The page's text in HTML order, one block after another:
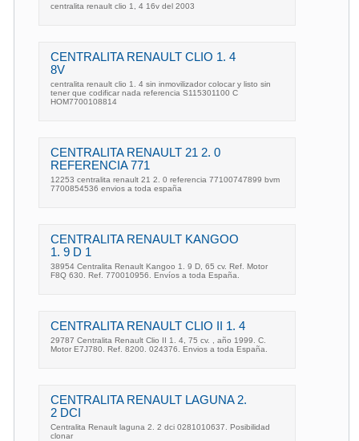
centralita renault clio 1, 4 16v del 2003
CENTRALITA RENAULT CLIO 1. 4
8V
centralita renault clio 1. 4 sin inmovilizador colocar y listo sin
tener que codificar nada referencia S115301100 C
HOM7700108814
CENTRALITA RENAULT 21 2. 0
REFERENCIA 771
12253 centralita renault 21 2. 0 referencia 77100747899 bvm
7700854536 envios a toda españa
CENTRALITA RENAULT KANGOO
1. 9 D 1
38954 Centralita Renault Kangoo 1. 9 D, 65 cv. Ref. Motor
F8Q 630. Ref. 770010956. Envíos a toda España.
CENTRALITA RENAULT CLIO II 1. 4
29787 Centralita Renault Clio II 1. 4, 75 cv. , año 1999. C.
Motor E7J780. Ref. 8200. 024376. Envios a toda España.
CENTRALITA RENAULT LAGUNA 2.
2 DCI
Centralita Renault laguna 2. 2 dci 0281010637. Posibilidad
clonar